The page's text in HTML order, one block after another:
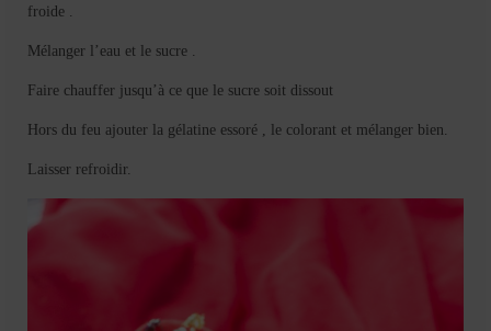
froide .
Mélanger l’eau et le sucre .
Faire chauffer jusqu’à ce que le sucre soit dissout
Hors du feu ajouter la gélatine essoré , le colorant et mélanger bien.
Laisser refroidir.